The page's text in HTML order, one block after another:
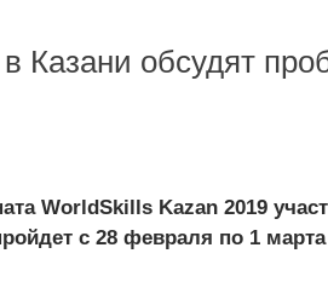
Казани обсудят
WorldSkills Kazan 2019
с 28 февраля по 1